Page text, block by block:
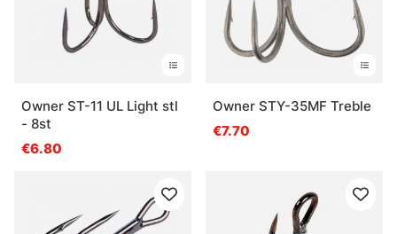
Owner ST-11 UL Light stl
- 8st
€6.80
Owner STY-35MF Treble
€7.70